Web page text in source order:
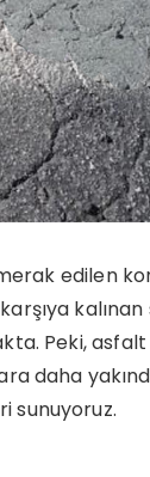
edilen
Peki, asfalt
daha
sunuyoruz.